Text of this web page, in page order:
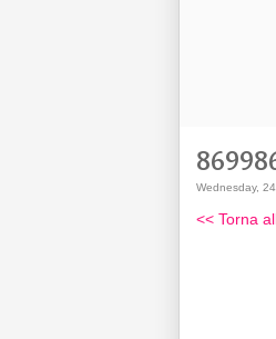
Wednesday,
<< Torna